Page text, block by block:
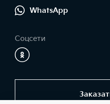
WhatsApp
Соцсети